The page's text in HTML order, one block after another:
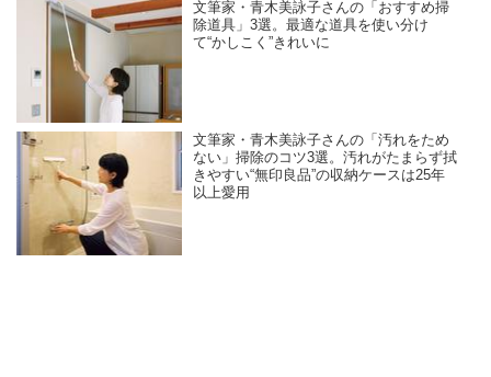
文筆家・青木美詠子さんの「おすすめ掃
除道具」3選。最適な道具を使い分け
て“かしこく”きれいに
文筆家・青木美詠子さんの「汚れをため
ない」掃除のコツ3選。汚れがたまらず拭
きやすい“無印良品”の収納ケースは25年
以上愛用